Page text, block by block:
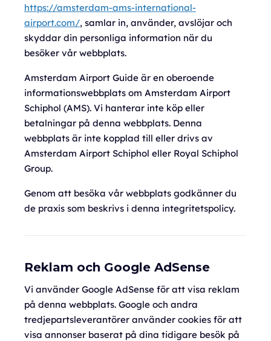
https://amsterdam-ams-international-
airport.com/, samlar in, använder, avslöjar och
skyddar din personliga information när du
besöker vår webbplats.
Amsterdam Airport Guide är en oberoende
informationswebbplats om Amsterdam Airport
Schiphol (AMS). Vi hanterar inte köp eller
betalningar på denna webbplats. Denna
webbplats är inte kopplad till eller drivs av
Amsterdam Airport Schiphol eller Royal Schiphol
Group.
Genom att besöka vår webbplats godkänner du
de praxis som beskrivs i denna integritetspolicy.
Reklam och Google AdSense
Vi använder Google AdSense för att visa reklam
på denna webbplats. Google och andra
tredjepartsleverantörer använder cookies för att
visa annonser baserat på dina tidigare besök på